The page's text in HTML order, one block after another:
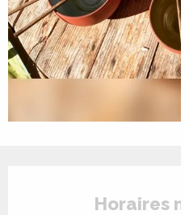
Ouverture et
Horaires